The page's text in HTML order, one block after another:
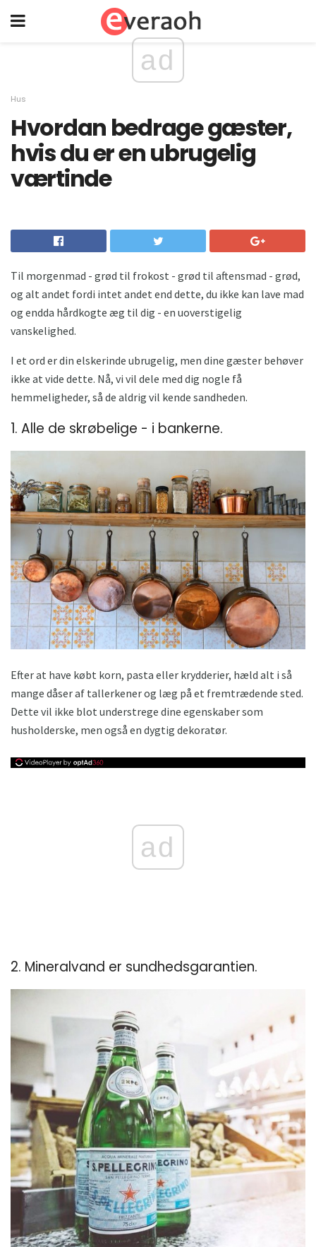
ad
Hus
Hvordan bedrage gæster,
hvis du er en ubrugelig
værtinde
Til morgenmad - grød til frokost - grød til aftensmad - grød,
og alt andet fordi intet andet end dette, du ikke kan lave mad
og endda hårdkogte æg til dig - en uoverstigelig
vanskelighed.
I et ord er din elskerinde ubrugelig, men dine gæster behøver
ikke at vide dette. Nå, vi vil dele med dig nogle få
hemmeligheder, så de aldrig vil kende sandheden.
1. Alle de skrøbelige - i bankerne.
Efter at have købt korn, pasta eller krydderier, hæld alt i så
mange dåser af tallerkener og læg på et fremtrædende sted.
Dette vil ikke blot understrege dine egenskaber som
husholderske, men også en dygtig dekoratør.
ad
2. Mineralvand er sundhedsgarantien.